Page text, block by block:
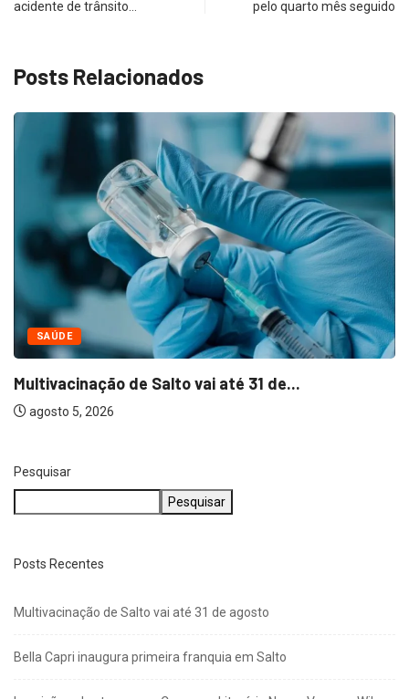
acidente de trânsito…
pelo quarto mês seguido
Posts Relacionados
NEGÓCIOS
Bella Capri inaugura primeira franquia em Salto
Pesquisar
Pesquisar
Posts Recentes
Multivacinação de Salto vai até 31 de agosto
Bella Capri inaugura primeira franquia em Salto